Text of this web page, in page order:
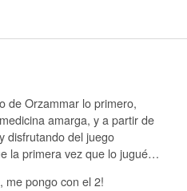
de Orzammar lo primero,
amarga, y a partir de
disfrutando del juego
la primera vez que lo jugué…
me pongo con el 2!